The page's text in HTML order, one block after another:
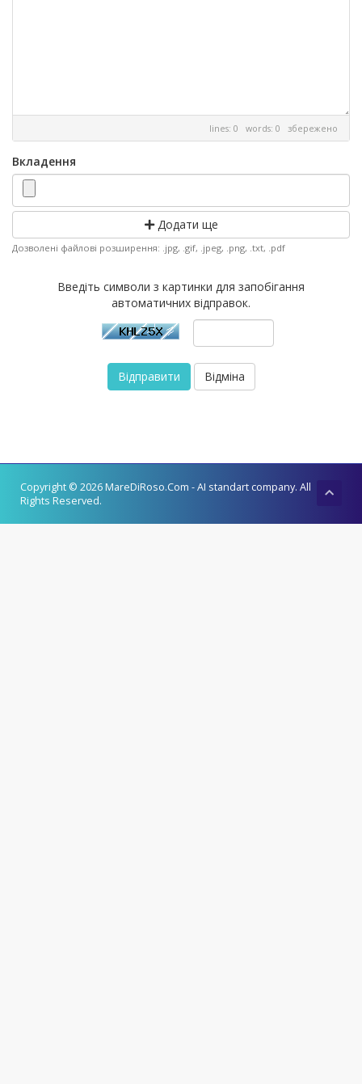
lines: 0 words: 0 збережено
Вкладення
Додати ще
Дозволені файлові розширення: .jpg, .gif, .jpeg, .png, .txt, .pdf
Введіть символи з картинки для запобігання
автоматичних відправок.
Відміна
Copyright © 2026 MareDiRoso.Com - AI standart company. All
Rights Reserved.